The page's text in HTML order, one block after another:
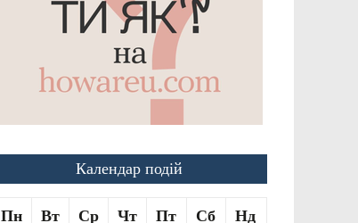
Календар подій
Пн Вт Ср Чт Пт Сб Нд